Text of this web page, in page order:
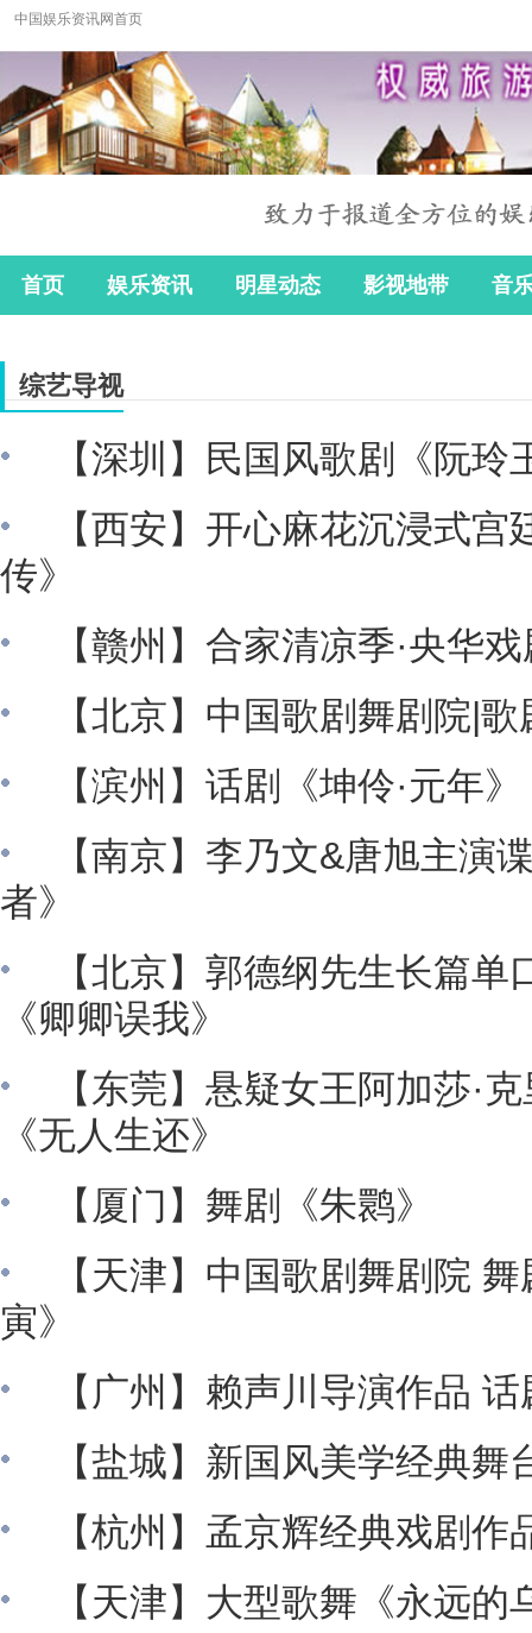
中国娱乐资讯网首页
首页 娱乐资讯 明星动态 影视地带 音
综艺导视
【深圳】民国风歌剧《阮玲
【西安】开心麻花沉浸式宫
传》
【赣州】合家清凉季·央华
【北京】中国歌剧舞剧院|
【滨州】话剧《坤伶·元年》
【南京】李乃文&唐旭主演
者》
【北京】郭德纲先生长篇单
《卿卿误我》
【东莞】悬疑女王阿加莎·
《无人生还》
【厦门】舞剧《朱鹮》
【天津】中国歌剧舞剧院
寅》
【广州】赖声川导演作品
【盐城】新国风美学经典舞
【杭州】孟京辉经典戏剧
【天津】大型歌舞《永远的